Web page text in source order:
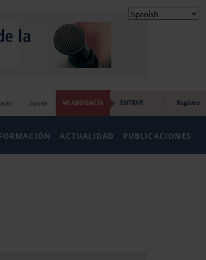
Ayuda MI ABOGACÍA ENTRAR | Registro
ACTUALIDAD PUBLICACIONES